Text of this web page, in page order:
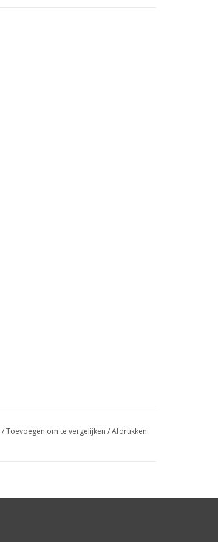
/Toevoegen om te vergelijken /Afdrukken